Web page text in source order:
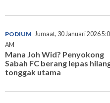
PODIUM Jumaat, 30 Januari 2026
AM
Mana Joh Wid? Penyokong
Sabah FC berang lepas
tonggak utama